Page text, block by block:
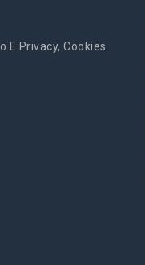
E Privacy, Cookies